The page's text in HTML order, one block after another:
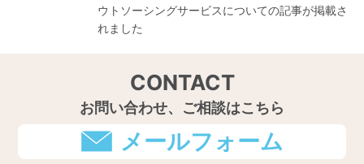
ウトソーシングサービスについての記事が掲載さ
れました
CONTACT
お問い合わせ、ご相談はこちら
メールフォーム